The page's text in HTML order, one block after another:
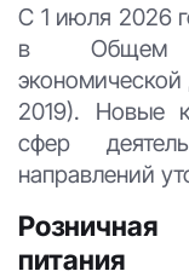
С 1 июля 2026
в Общем
2019). Новые
сфер
направлений
питания